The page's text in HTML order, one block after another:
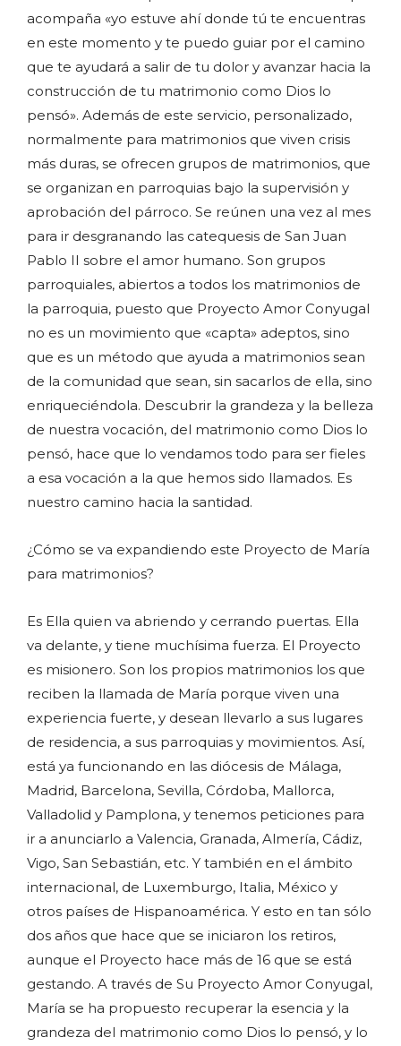
acompaña «yo estuve ahí donde tú te encuentras
en este momento y te puedo guiar por el camino
que te ayudará a salir de tu dolor y avanzar hacia la
construcción de tu matrimonio como Dios lo
pensó». Además de este servicio, personalizado,
normalmente para matrimonios que viven crisis
más duras, se ofrecen grupos de matrimonios, que
se organizan en parroquias bajo la supervisión y
aprobación del párroco. Se reúnen una vez al mes
para ir desgranando las catequesis de San Juan
Pablo II sobre el amor humano. Son grupos
parroquiales, abiertos a todos los matrimonios de
la parroquia, puesto que Proyecto Amor Conyugal
no es un movimiento que «capta» adeptos, sino
que es un método que ayuda a matrimonios sean
de la comunidad que sean, sin sacarlos de ella, sino
enriqueciéndola. Descubrir la grandeza y la belleza
de nuestra vocación, del matrimonio como Dios lo
pensó, hace que lo vendamos todo para ser fieles
a esa vocación a la que hemos sido llamados. Es
nuestro camino hacia la santidad.
¿Cómo se va expandiendo este Proyecto de María
para matrimonios?
Es Ella quien va abriendo y cerrando puertas. Ella
va delante, y tiene muchísima fuerza. El Proyecto
es misionero. Son los propios matrimonios los que
reciben la llamada de María porque viven una
experiencia fuerte, y desean llevarlo a sus lugares
de residencia, a sus parroquias y movimientos. Así,
está ya funcionando en las diócesis de Málaga,
Madrid, Barcelona, Sevilla, Córdoba, Mallorca,
Valladolid y Pamplona, y tenemos peticiones para
ir a anunciarlo a Valencia, Granada, Almería, Cádiz,
Vigo, San Sebastián, etc. Y también en el ámbito
internacional, de Luxemburgo, Italia, México y
otros países de Hispanoamérica. Y esto en tan sólo
dos años que hace que se iniciaron los retiros,
aunque el Proyecto hace más de 16 que se está
gestando. A través de Su Proyecto Amor Conyugal,
María se ha propuesto recuperar la esencia y la
grandeza del matrimonio como Dios lo pensó, y lo